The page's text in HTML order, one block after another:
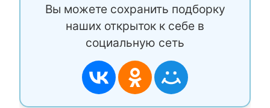
Вы можете сохранить подборку
наших открыток к себе в
социальную сеть